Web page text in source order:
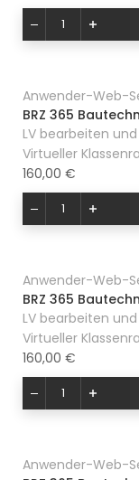
Anwender-Web-
BRZ 365
LV bearbeiten
Virtueller
160,00 €
Anwender-Web-
BRZ 365
LV bearbeiten
Virtueller
160,00 €
Anwender-Web-